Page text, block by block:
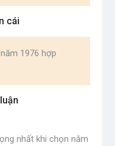
cái
1976 hợp
nhất khi chọn năm